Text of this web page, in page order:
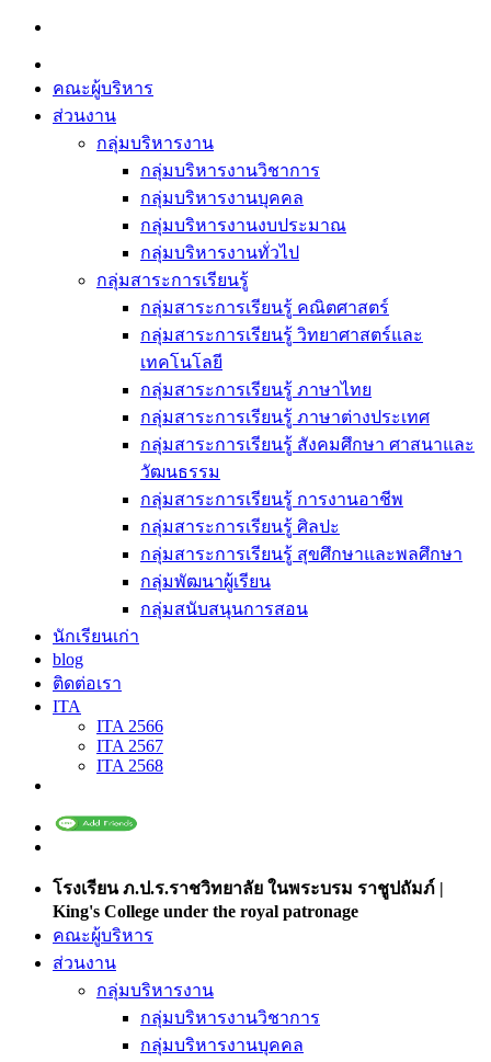
Skip
content
คณะผู้บริหาร
ส่วนงาน
กลุ่มบริหารงาน
กลุ่มบริหารงานวิชาการ
กลุ่มบริหารงานบุคคล
กลุ่มบริหารงานงบประมาณ
กลุ่มบริหารงานทั่วไป
กลุ่มสาระการเรียนรู้
กลุ่มสาระการเรียนรู้ คณิตศาสตร์
กลุ่มสาระการเรียนรู้ วิทยาศาสตร์และ
เทคโนโลยี
กลุ่มสาระการเรียนรู้ ภาษาไทย
กลุ่มสาระการเรียนรู้ ภาษาต่างประเทศ
กลุ่มสาระการเรียนรู้ สังคมศึกษา ศาสนาและ
วัฒนธรรม
กลุ่มสาระการเรียนรู้ การงานอาชีพ
กลุ่มสาระการเรียนรู้ ศิลปะ
กลุ่มสาระการเรียนรู้ สุขศึกษาและพลศึกษา
กลุ่มพัฒนาผู้เรียน
กลุ่มสนับสนุนการสอน
นักเรียนเก่า
blog
ติดต่อเรา
ITA
ITA 2566
ITA 2567
ITA 2568
โรงเรียน ภ.ป.ร.ราชวิทยาลัย ในพระบรม ราชูปถัมภ์ |
King's College under the royal patronage
คณะผู้บริหาร
ส่วนงาน
กลุ่มบริหารงาน
กลุ่มบริหารงานวิชาการ
กลุ่มบริหารงานบุคคล